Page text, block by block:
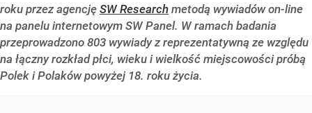
roku przez agencję SW Research metodą wywiadów on-line
na panelu internetowym SW Panel. W ramach badania
przeprowadzono 803 wywiady z reprezentatywną ze względu
na łączny rozkład płci, wieku i wielkość miejscowości próbą
Polek i Polaków powyżej 18. roku życia.